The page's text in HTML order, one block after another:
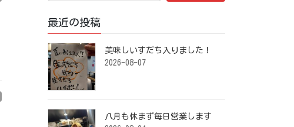
最近の投稿
美味しいすだち入りました！ ⁡
2026-08-07
八月も休まず毎日営業します️ ⁡